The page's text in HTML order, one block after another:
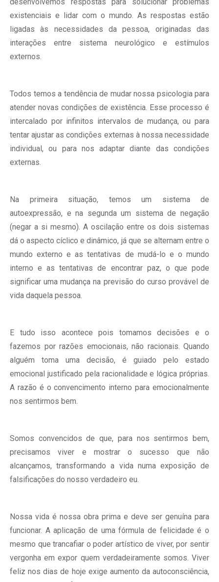
desenvolvemos respostas para solucionar problemas
existenciais e lidar com o mundo. As respostas estão
ligadas às necessidades da pessoa, originadas das
interações entre sistema neurológico e estímulos
externos.
Todos temos a tendência de mudar nossa psicologia para
atender novas condições de existência. Esse processo é
intercalado por infinitos intervalos de mudança, ou para
tentar ajustar as condições externas à nossa necessidade
individual, ou para nos adaptar diante das condições
externas.
Na primeira situação, temos um sistema de
autoexpressão, e na segunda um sistema de negação
(negar a si mesmo). A oscilação entre os dois sistemas
dá o aspecto cíclico e dinâmico, já que se alternam entre o
mundo externo e as tentativas de mudá-lo e o mundo
interno e as tentativas de encontrar paz, o que pode
significar uma mudança na previsão do curso provável de
vida daquela pessoa.
E tudo isso acontece pois tomamos decisões e o
fazemos por razões emocionais, não racionais. Quando
alguém toma uma decisão, é guiado pelo estado
emocional justificado pela racionalidade e lógica próprias.
A razão é o convencimento interno para emocionalmente
nos sentirmos bem.
Somos convencidos de que, para nos sentirmos bem,
precisamos viver e mostrar o sucesso que não
alcançamos, transformando a vida numa exposição de
falsificações do nosso verdadeiro eu.
Nossa vida é nossa obra prima e deve ser genuína para
funcionar. A aplicação de uma fórmula de felicidade é o
mesmo que trancafiar o poder artístico de viver, por sentir
vergonha em expor quem verdadeiramente somos. Viver
feliz nos dias de hoje exige aumento da autoconsciência,